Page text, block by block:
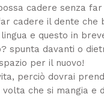
cadere senza
cadere il dente che
e questo in
spunta davanti o
per il nuovo!
perciò dovrai
che si mangia